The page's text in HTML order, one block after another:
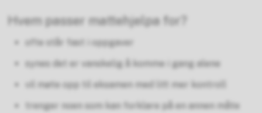
Hvem passer mattehjelpa for?
ofte står fast i oppgaver
synes det er vanskelig å komme i gang alene
vil møte opp til eksamen med litt mer kontroll
trenger noen som kan forklare på en annen måte